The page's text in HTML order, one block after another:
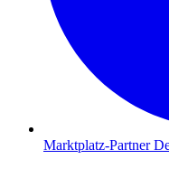
Marktplatz-Partner